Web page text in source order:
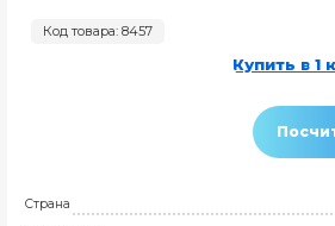
Код товара: 8457
Купить в 1
Страна